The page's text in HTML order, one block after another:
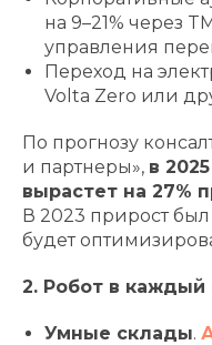
на 9–21% через
управления
Переход на
Volta Zero или
По прогнозу
и партнеры», в
вырастет на 27%
В 2023 прирост был
будет
2. Робот в каждый
Умные склады.